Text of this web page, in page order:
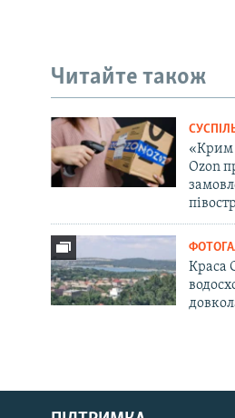
Русский
Читайте також
«Крим
Ozon
Краса